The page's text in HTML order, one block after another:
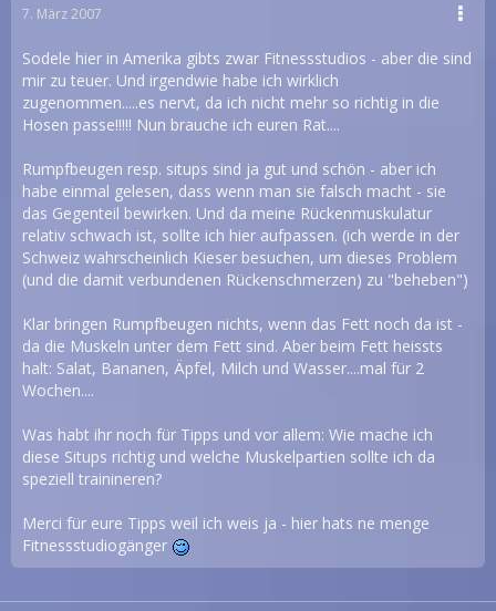
7. März 2007
Sodele hier in Amerika gibts zwar Fitnessstudios - aber die sind
mir zu teuer. Und irgendwie habe ich wirklich
zugenommen.....es nervt, da ich nicht mehr so richtig in die
Hosen passe!!!!! Nun brauche ich euren Rat....
Rumpfbeugen resp. situps sind ja gut und schön - aber ich
habe einmal gelesen, dass wenn man sie falsch macht - sie
das Gegenteil bewirken. Und da meine Rückenmuskulatur
relativ schwach ist, sollte ich hier aufpassen. (ich werde in der
Schweiz wahrscheinlich Kieser besuchen, um dieses Problem
(und die damit verbundenen Rückenschmerzen) zu "beheben")
Klar bringen Rumpfbeugen nichts, wenn das Fett noch da ist -
da die Muskeln unter dem Fett sind. Aber beim Fett heissts
halt: Salat, Bananen, Äpfel, Milch und Wasser....mal für 2
Wochen....
Was habt ihr noch für Tipps und vor allem: Wie mache ich
diese Situps richtig und welche Muskelpartien sollte ich da
speziell trainineren?
Merci für eure Tipps weil ich weis ja - hier hats ne menge
Fitnessstudiogänger